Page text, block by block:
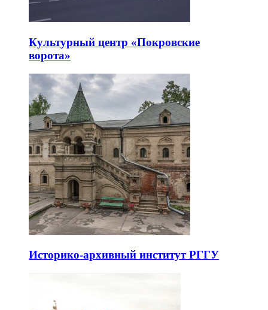
Культурный центр «Покровские
ворота»
Историко-архивный институт РГГУ